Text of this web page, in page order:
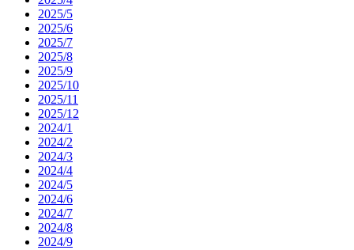
2025/5
2025/6
2025/7
2025/8
2025/9
2025/10
2025/11
2025/12
2024/1
2024/2
2024/3
2024/4
2024/5
2024/6
2024/7
2024/8
2024/9